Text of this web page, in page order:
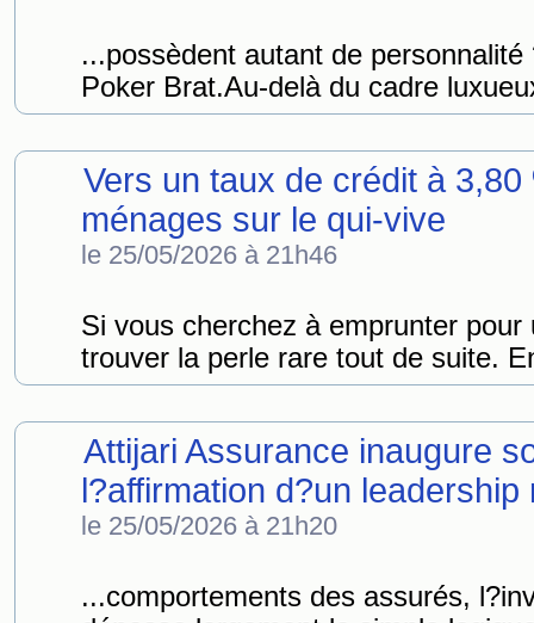
...possèdent autant de personnalité
Poker Brat.Au-delà du cadre
Vers un taux de crédit à
ménages sur le qui-vive
le 25/05/2026 à 21h46
Si vous cherchez à emprunter
trouver la perle rare tout de suite.
Attijari Assurance inaugure
l?affirmation d?un leadership
le 25/05/2026 à 21h20
...comportements des assurés,